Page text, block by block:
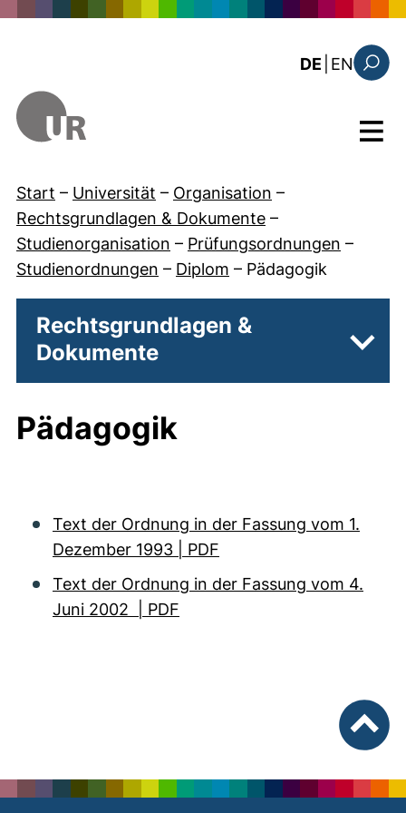
DE EN: the
Menü
Start – Universität – Organisation –
Rechtsgrundlagen & Dokumente –
Studienorganisation – Prüfungsordnungen –
Studienordnungen – Diplom – Pädagogik
Rechtsgrundlagen &
Dokumente
Pädagogik
Text der Ordnung in der Fassung vom 1.
Dezember 1993 | PDF
Text der Ordnung in der Fassung vom 4.
Juni 2002 | PDF